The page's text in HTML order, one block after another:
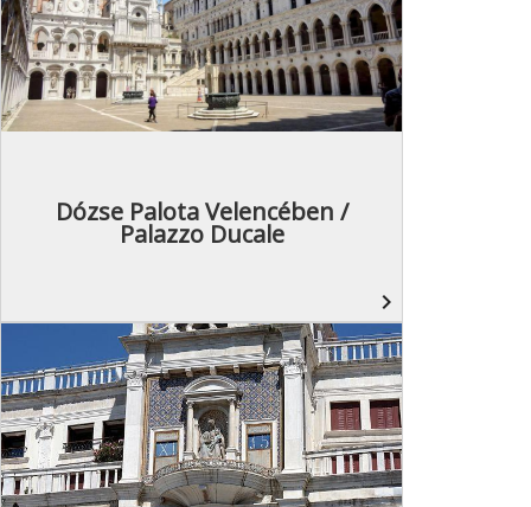
Dózse Palota Velencében /
Palazzo Ducale
navigate_next